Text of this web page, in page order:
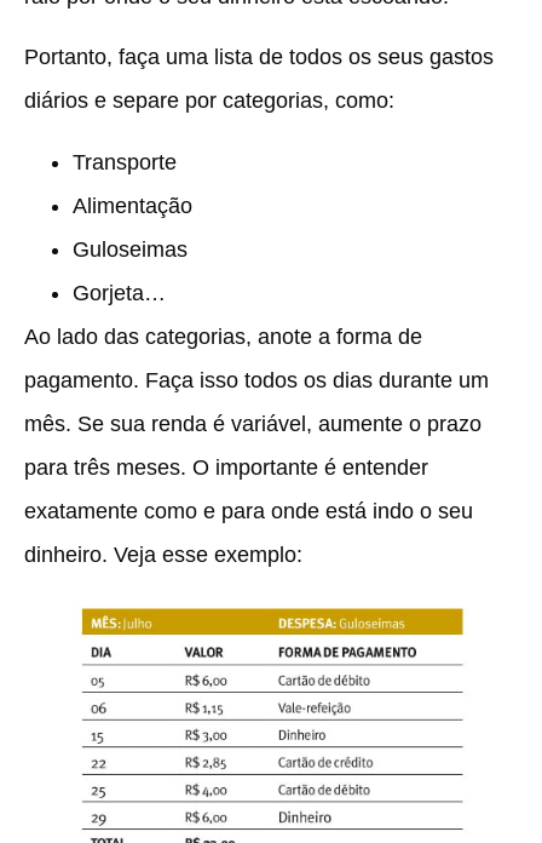
Portanto, faça uma lista de todos os seus gastos
diários e separe por categorias, como:
Transporte
Alimentação
Guloseimas
Gorjeta…
Ao lado das categorias, anote a forma de
pagamento. Faça isso todos os dias durante um
mês. Se sua renda é variável, aumente o prazo
para três meses. O importante é entender
exatamente como e para onde está indo o seu
dinheiro. Veja esse exemplo: